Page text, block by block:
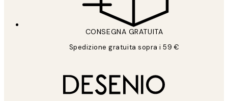
CONSEGNA GRATUITA
Spedizione gratuita sopra i 59 €